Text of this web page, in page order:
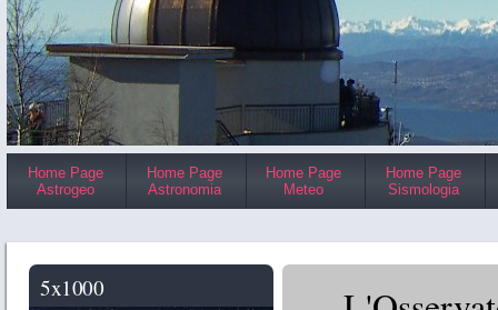
Home Page
Astrogeo
Home Page
Astronomia
Home Page
Meteo
Home Page
Sismologia
5x1000